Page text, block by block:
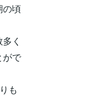
頃
く
がで
も